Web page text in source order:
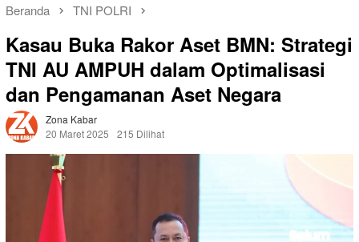
Beranda TNI POLRI
Kasau Buka Rakor Aset BMN: Strategi
TNI AU AMPUH dalam Optimalisasi
dan Pengamanan Aset Negara
Zona Kabar
20 Maret 2025
215 Dilihat